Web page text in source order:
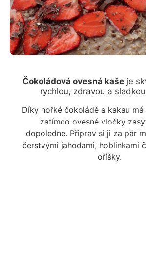
Čokoládová ovesná kašeje
rychlou, zdravou a
Díky hořké čokoládě a kakau
zatímco ovesné vločky
dopoledne. Připrav si ji za pár
čerstvými jahodami, hoblinkami
oříšky.